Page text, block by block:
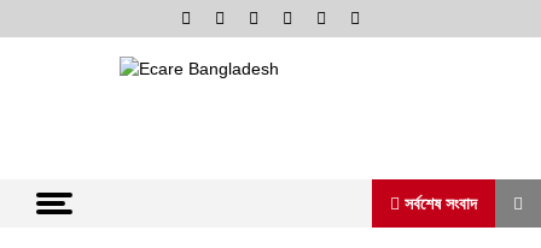
to
সর্বশেষ সংবাদ